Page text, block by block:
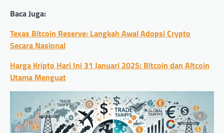
Baca Juga:
Texas Bitcoin Reserve: Langkah Awal Adopsi Crypto
Secara Nasional
Harga Kripto Hari Ini 31 Januari 2025: Bitcoin dan Altcoin
Utama Menguat